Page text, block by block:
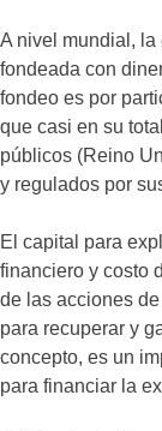
A nivel mundial,
fondeada con
fondeo es por
que casi en su
públicos (Reino
y regulados por
El capital para
financiero y costo
de las acciones
para recuperar y
concepto, es un
para financiar la